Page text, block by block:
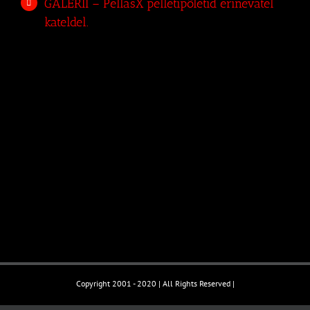
GALERII – PellasX pelletipõletid erinevatel
kateldel.
Copyright 2001 - 2020 | All Rights Reserved |